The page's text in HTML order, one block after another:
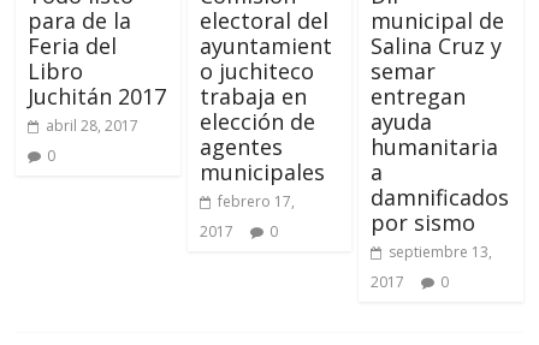
para de la
Feria del
Libro
Juchitán 2017
abril 28, 2017
0
electoral del
ayuntamient
o juchiteco
trabaja en
elección de
agentes
municipales
febrero 17,
2017
0
municipal de
Salina Cruz y
semar
entregan
ayuda
humanitaria
a
damnificados
por sismo
septiembre 13,
2017
0